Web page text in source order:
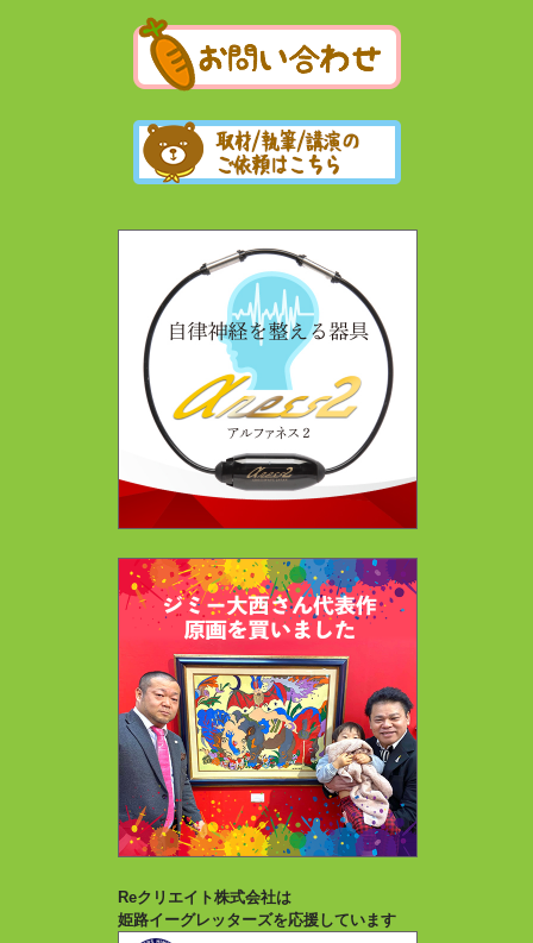
Reクリエイト株式会社は
姫路イーグレッターズを応援しています